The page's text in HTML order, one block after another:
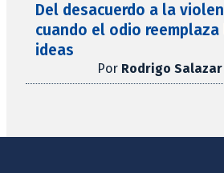
Del desacuerdo a la
cuando el odio reemplaza
ideas
Por Rodrigo Salazar